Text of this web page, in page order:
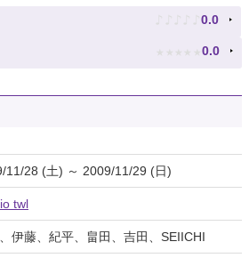
♪ ♪ ♪ ♪ ♪ 0.0
★ ★ ★ ★ ★ 0.0
11/28 (土) ～ 2009/11/29 (日)
twl
伊藤、紀平、畠田、吉田、SEIICHI